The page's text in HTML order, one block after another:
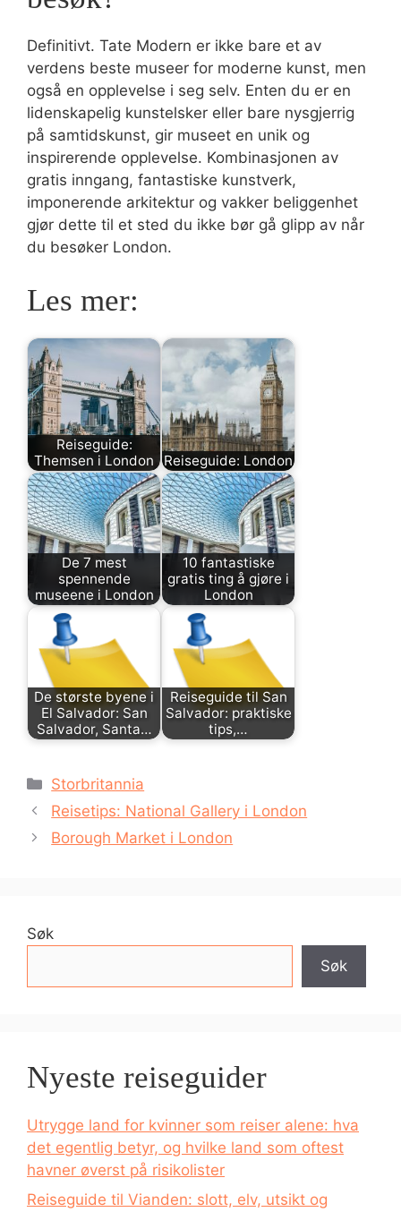
Definitivt. Tate Modern er ikke bare et av
verdens beste museer for moderne kunst, men
også en opplevelse i seg selv. Enten du er en
lidenskapelig kunstelsker eller bare nysgjerrig
på samtidskunst, gir museet en unik og
inspirerende opplevelse. Kombinasjonen av
gratis inngang, fantastiske kunstverk,
imponerende arkitektur og vakker beliggenhet
gjør dette til et sted du ikke bør gå glipp av når
du besøker London.
Les mer:
Reiseguide:
Themsen i London
Reiseguide: London
De 7 mest
spennende
museene i London
10 fantastiske
gratis ting å gjøre i
London
De største byene i
El Salvador: San
Salvador, Santa…
Reiseguide til San
Salvador: praktiske
tips,…
Kategorier
Storbritannia
Reisetips: National Gallery i London
Borough Market i London
Søk
Søk
Nyeste reiseguider
Utrygge land for kvinner som reiser alene: hva
det egentlig betyr, og hvilke land som oftest
havner øverst på risikolister
Reiseguide til Vianden: slott, elv, utsikt og